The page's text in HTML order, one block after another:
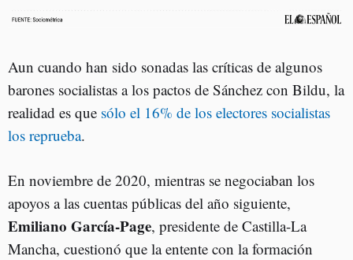
Aun cuando han sido sonadas las críticas de algunos
barones socialistas a los pactos de Sánchez con Bildu, la
realidad es que sólo el 16% de los electores socialistas
los reprueba.
En noviembre de 2020, mientras se negociaban los
apoyos a las cuentas públicas del año siguiente,
Emiliano García-Page, presidente de Castilla-La
Mancha, cuestionó que la entente con la formación